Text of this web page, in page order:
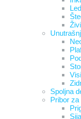
Spoljna
Pribor